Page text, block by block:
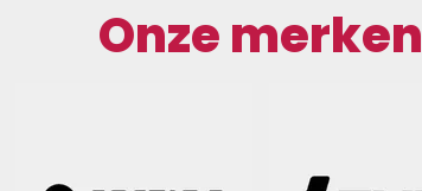
Onze merken